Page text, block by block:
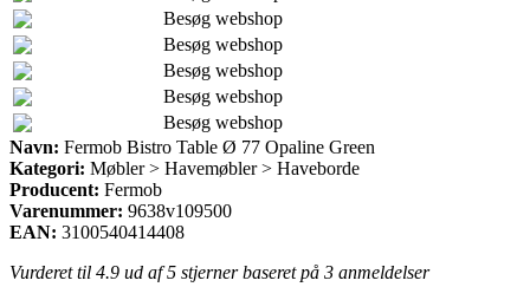
Besøg webshop
Besøg webshop
Besøg webshop
Besøg webshop
Besøg webshop
Navn: Fermob Bistro Table Ø 77 Opaline Green
Kategori: Møbler > Havemøbler > Haveborde
Producent: Fermob
Varenummer: 9638v109500
EAN: 3100540414408
Vurderet til 4.9 ud af 5 stjerner baseret på 3 anmeldelser